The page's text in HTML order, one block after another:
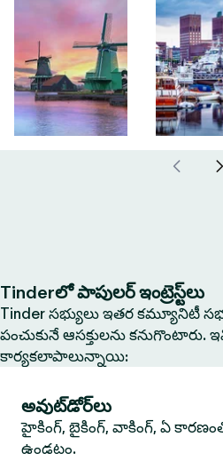
Tinderలో పాపులర్ ఇంట్రెస్ట్‌లు
Tinder సభ్యులు ఇతర కమ్యూనిటీ
పంచుకునే ఆసక్తులను
కార్యకలాపాలున్నాయి:
అవుట్‌డోర్‌లు
హైకింగ్, బైకింగ్, వాకింగ్, ఏ
ఉండటం.